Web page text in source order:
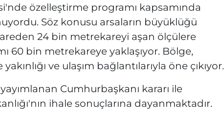
özelleştirme programı kapsamında
Söz konusu arsaların büyüklüğü
24 bin metrekareyi aşan ölçülere
60 bin metrekareye yaklaşıyor. Bölge,
ve ulaşım bağlantılarıyla öne çıkıyor.
Cumhurbaşkanı kararı ile
ihale sonuçlarına dayanmaktadır.